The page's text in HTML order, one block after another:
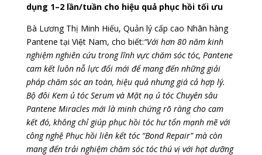
dụng 1–2 lần/tuần cho hiệu quả phục hồi tối ưu
Bà Lương Thị Minh Hiếu, Quản lý cấp cao Nhãn hàng
Pantene tại Việt Nam, cho biết:“Với hơn 80 năm kinh
nghiệm nghiên cứu trong lĩnh vực chăm sóc tóc, Pantene
cam kết luôn nỗ lực đổi mới để mang đến những giải
pháp chăm sóc an toàn, hiệu quả nhưng giá cả hợp lý.
Bộ đôi Kem ủ tóc Serum và Mặt nạ ủ tóc Chuyên sâu
Pantene Miracles mới là minh chứng rõ ràng cho cam
kết đó, không chỉ giúp phục hồi tóc hư tổn mạnh mẽ với
công nghệ Phục hồi liên kết tóc “Bond Repair” mà còn
mang đến trải nghiệm chăm sóc tóc thú vị với hạt dưỡng